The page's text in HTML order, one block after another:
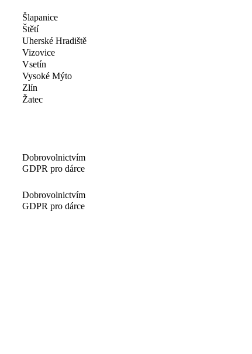
Šlapanice
Štětí
Uherské Hradiště
Vizovice
Vsetín
Vysoké Mýto
Zlín
Žatec
Dobrovolnictvím
GDPR pro dárce
Dobrovolnictvím
GDPR pro dárce